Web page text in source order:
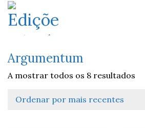
Argumentum
A mostrar todos os 8 resultados
Ordenar por mais recentes